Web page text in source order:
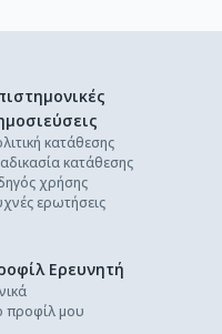
κατάθεσης
κατάθεσης
χρήσης
ερωτήσεις
Ερευνητή
προφίλ μου